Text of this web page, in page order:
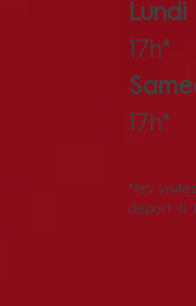
17h*
17h*
*les
départ à